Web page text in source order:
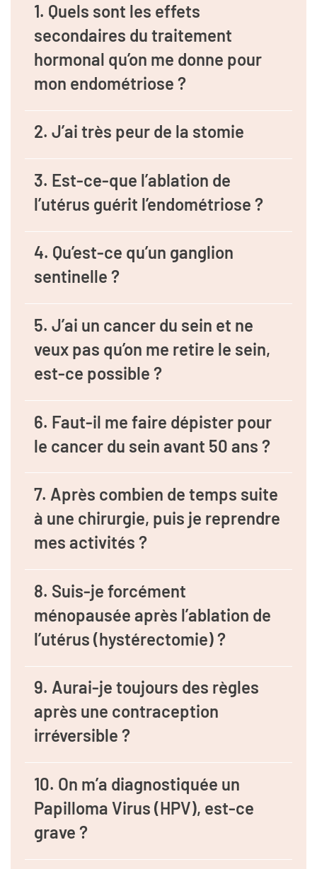
1. Quels sont les effets
secondaires du traitement
hormonal qu’on me donne pour
mon endométriose ?
2. J’ai très peur de la stomie
3. Est-ce-que l’ablation de
l’utérus guérit l’endométriose ?
4. Qu’est-ce qu’un ganglion
sentinelle ?
5. J’ai un cancer du sein et ne
veux pas qu’on me retire le sein,
est-ce possible ?
6. Faut-il me faire dépister pour
le cancer du sein avant 50 ans ?
7. Après combien de temps suite
à une chirurgie, puis je reprendre
mes activités ?
8. Suis-je forcément
ménopausée après l’ablation de
l’utérus (hystérectomie) ?
9. Aurai-je toujours des règles
après une contraception
irréversible ?
10. On m’a diagnostiquée un
Papilloma Virus (HPV), est-ce
grave ?